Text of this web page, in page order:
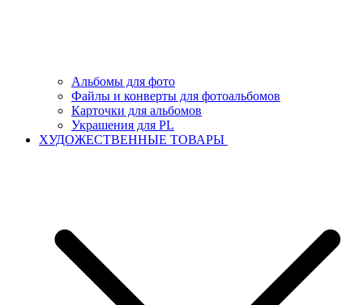
Альбомы для фото
Файлы и конверты для фотоальбомов
Карточки для альбомов
Украшения для PL
ХУДОЖЕСТВЕННЫЕ ТОВАРЫ